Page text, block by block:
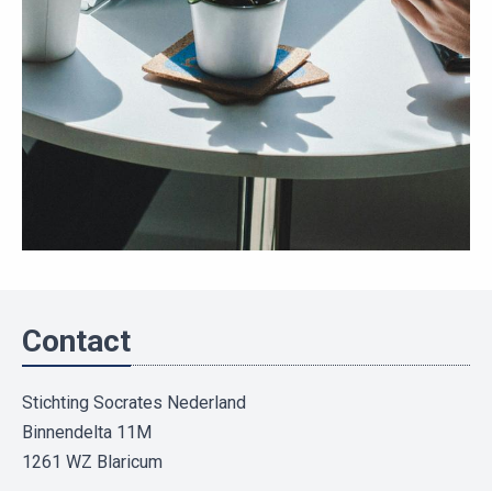
Contact
Stichting Socrates Nederland
Binnendelta 11M
1261 WZ Blaricum